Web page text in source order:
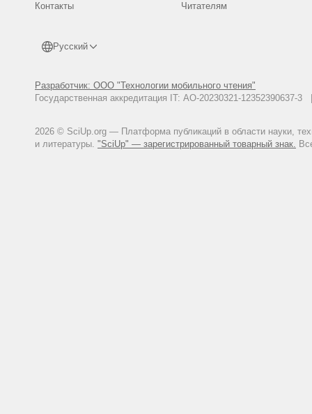
Контакты
Русский
Разработчик: ООО "Технологии мобильного чтения"
Государственная аккредитация IT: АО-20230321-
2026 © SciUp.org — Платформа публикаций в области науки,
и литературы. "SciUp" — зарегистрированный товарный знак.
Читателям